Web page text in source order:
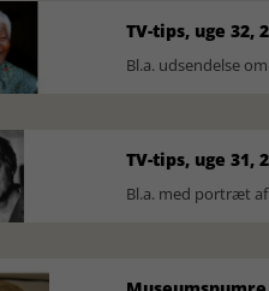
TV-tips, uge 32,
Bl.a. udsendelse
TV-tips, uge 31,
Bl.a. med portræt